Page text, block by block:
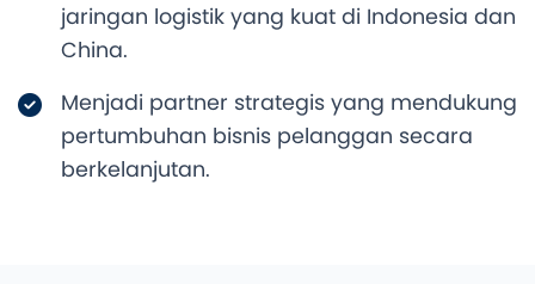
jaringan logistik yang kuat di Indonesia dan
China.
Menjadi partner strategis yang mendukung
pertumbuhan bisnis pelanggan secara
berkelanjutan.